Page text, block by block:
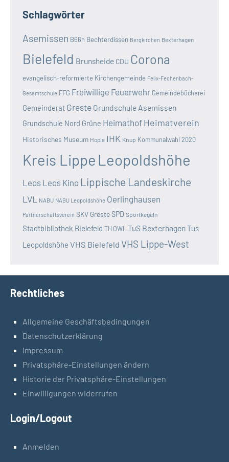
Schlagwörter
Asemissen B66n Bechterdissen Bergkirchen Bexterhagen
Bielefeld Brunsheide CDU Corona
evangelisch-reformierte Kirchengemeinde Felix-Fechenbach-
Gesamtschule FFG Freiwillige Feuerwehr Gemeindebücherei
Gemeinderat Greste Grundschule Asemissen
Grundschule Nord Grüne Heimathof Heimatverein
Historisches Museum Hopla IHK Knup Kommunalwahl 2020
Kreis Lippe Leopoldshöhe
Leos Leos Kino Lippische Landeskirche
LVL NABU NABU Leopoldshöhe Oerlinghausen
Partnerschaftsverein SKV GresteSPD Sportkegeln
Stadtbibliothek Bielefeld TH OWL TuS BexterhagenTus
Leopoldshöhe VHS Bielefeld VHS Lippe-West
Rechtliches
Allgemeine Geschäftsbedingungen
Datenschutzerklärung
Impressum
Privatsphäre-Einstellungen ändern
Historie der Privatsphäre-Einstellungen
Einwilligungen widerrufen
Login/Logout
Anmelden